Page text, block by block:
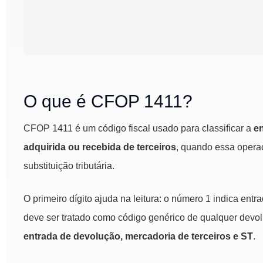
O que é CFOP 1411?
CFOP 1411 é um código fiscal usado para classificar a
adquirida ou recebida de terceiros, quando essa
substituição tributária.
O primeiro dígito ajuda na leitura: o número 1 indica
deve ser tratado como código genérico de qualquer
entrada de devolução, mercadoria de terceiros e ST.